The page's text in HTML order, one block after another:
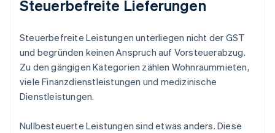
Steuerbefreite Lieferungen
Steuerbefreite Leistungen unterliegen nicht der GST
und begründen keinen Anspruch auf Vorsteuerabzug.
Zu den gängigen Kategorien zählen Wohnraummieten,
viele Finanzdienstleistungen und medizinische
Dienstleistungen.
Nullbesteuerte Leistungen sind etwas anders. Diese